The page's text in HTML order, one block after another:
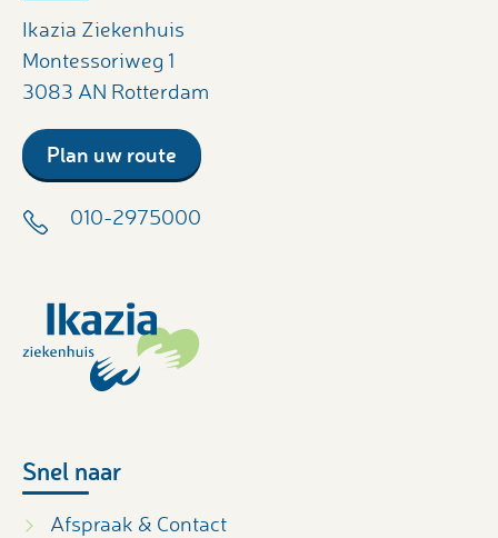
Ikazia Ziekenhuis
Montessoriweg 1
3083 AN Rotterdam
Plan uw route
010-2975000
Snel naar
Afspraak & Contact